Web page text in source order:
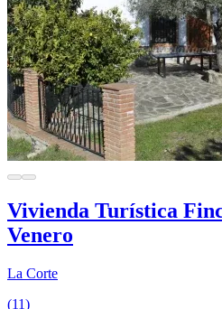
Vivienda Turística
Venero
La Corte
(11)